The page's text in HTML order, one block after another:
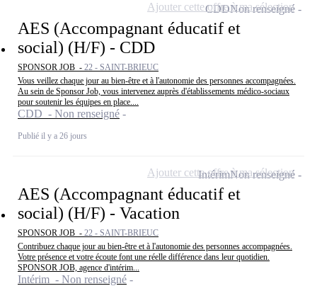
AES (Accompagnant éducatif et
social) (H/F) - CDD
SPONSOR JOB - 22 - SAINT-BRIEUC
Vous veillez chaque jour au bien-être et à l'autonomie des personnes accompagnées.
Au sein de Sponsor Job, vous intervenez auprès d'établissements médico-sociaux
pour soutenir les équipes en place....
CDD - Non renseigné
Publié il y a 26 jours
CDDNon renseigné
Ajouter cette offre à ma sélection
AES (Accompagnant éducatif et
social) (H/F) - Vacation
SPONSOR JOB - 22 - SAINT-BRIEUC
Contribuez chaque jour au bien-être et à l'autonomie des personnes accompagnées.
Votre présence et votre écoute font une réelle différence dans leur quotidien.
SPONSOR JOB, agence d'intérim...
Intérim - Non renseigné
IntérimNon renseigné
Ajouter cette offre à ma sélection